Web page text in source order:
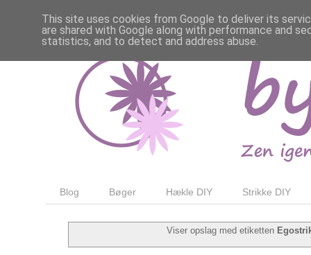
Blog Bøger Hækle DIY Strikke DIY
Viser opslag med etiketten
This site uses cookies from Google to deliver its
are shared with Google along with performance and
statistics, and to detect and address abuse.